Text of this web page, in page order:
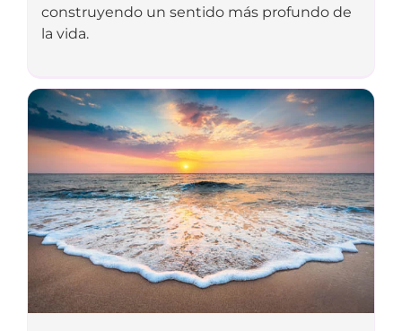
construyendo un sentido más profundo de
la vida.